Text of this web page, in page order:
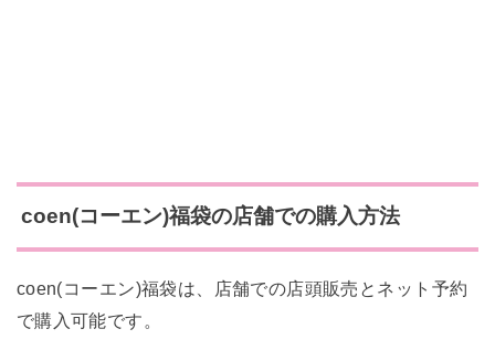
coen(コーエン)福袋の店舗での購入方法
coen(コーエン)福袋は、店舗での店頭販売とネット予約
で購入可能です。